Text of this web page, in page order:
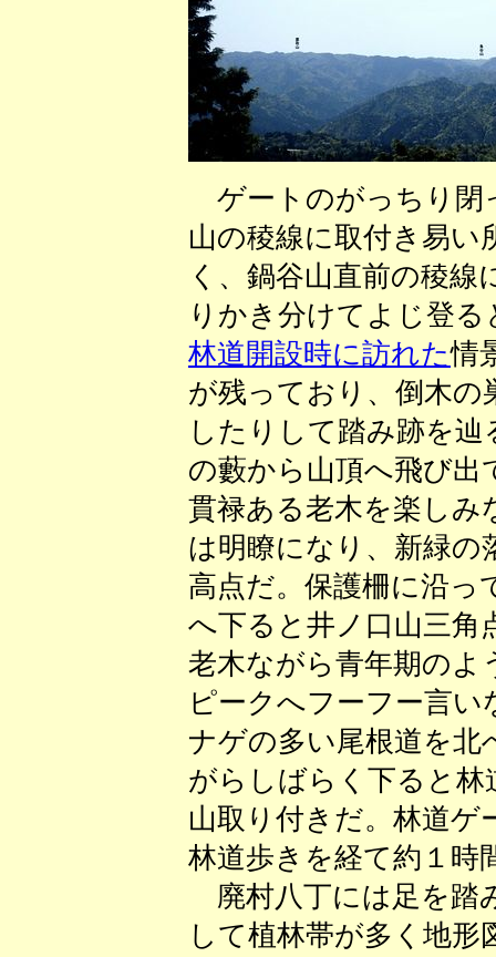
ゲートのがっちり閉
山の稜線に取付き易い
く、鍋谷山直前の稜
りかき分けてよじ登
林道開設時に訪れた情
が残っており、倒木の
したりして踏み跡を
の藪から山頂へ飛び
貫禄ある老木を楽しみ
は明瞭になり、新緑の
高点だ。保護柵に沿っ
へ下ると井ノ口山三角
老木ながら青年期のよ
ピークへフーフー言
ナゲの多い尾根道を
がらしばらく下ると林
山取り付きだ。林道ゲ
林道歩きを経て約１時
廃村八丁には足を踏
して植林帯が多く地